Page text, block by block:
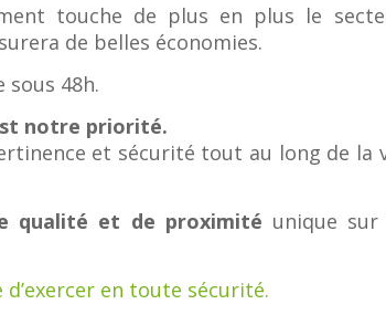
touche de plus en plus le
de belles économies.
sous 48h.
notre priorité.
et sécurité tout au long de la
qualité et de proximité unique sur
en toute sécurité.